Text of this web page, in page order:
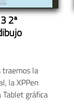
2ª
traemos la
la XPPen
gráfica